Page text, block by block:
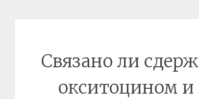
Связано ли
окситоцином